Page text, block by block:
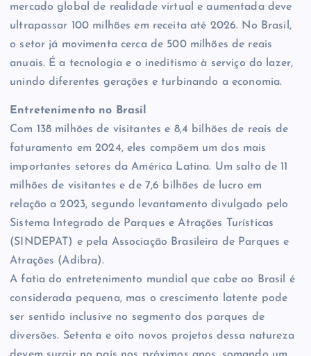
mercado global de realidade virtual e aumentada deve
ultrapassar 100 milhões em receita até 2026. No Brasil,
o setor já movimenta cerca de 500 milhões de reais
anuais. É a tecnologia e o ineditismo à serviço do lazer,
unindo diferentes gerações e turbinando a economia.
Entretenimento no Brasil
Com 138 milhões de visitantes e 8,4 bilhões de reais de
faturamento em 2024, eles compõem um dos mais
importantes setores da América Latina. Um salto de 11
milhões de visitantes e de 7,6 bilhões de lucro em
relação a 2023, segundo levantamento divulgado pelo
Sistema Integrado de Parques e Atrações Turísticas
(SINDEPAT) e pela Associação Brasileira de Parques e
Atrações (Adibra).
A fatia do entretenimento mundial que cabe ao Brasil é
considerada pequena, mas o crescimento latente pode
ser sentido inclusive no segmento dos parques de
diversões. Setenta e oito novos projetos dessa natureza